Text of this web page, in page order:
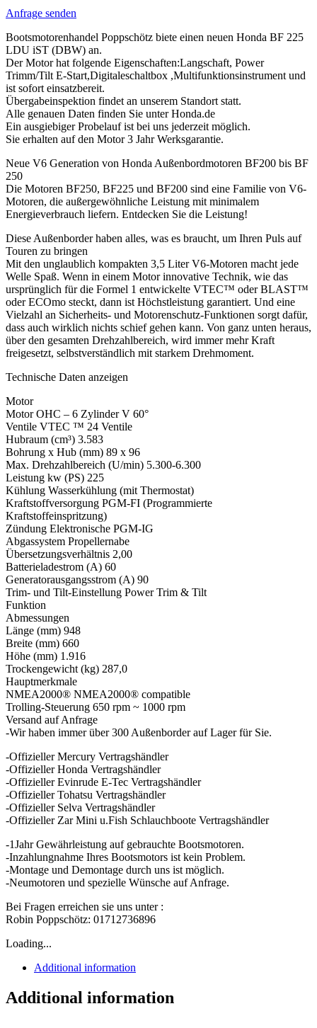
Anfrage senden
Bootsmotorenhandel Poppschötz biete einen neuen Honda BF 225
LDU iST (DBW) an.
Der Motor hat folgende Eigenschaften:Langschaft, Power
Trimm/Tilt E-Start,Digitaleschaltbox ,Multifunktionsinstrument und
ist sofort einsatzbereit.
Übergabeinspektion findet an unserem Standort statt.
Alle genauen Daten finden Sie unter Honda.de
Ein ausgiebiger Probelauf ist bei uns jederzeit möglich.
Sie erhalten auf den Motor 3 Jahr Werksgarantie.
Neue V6 Generation von Honda Außenbordmotoren BF200 bis BF
250
Die Motoren BF250, BF225 und BF200 sind eine Familie von V6-
Motoren, die außergewöhnliche Leistung mit minimalem
Energieverbrauch liefern. Entdecken Sie die Leistung!
Diese Außenborder haben alles, was es braucht, um Ihren Puls auf
Touren zu bringen
Mit den unglaublich kompakten 3,5 Liter V6-Motoren macht jede
Welle Spaß. Wenn in einem Motor innovative Technik, wie das
ursprünglich für die Formel 1 entwickelte VTEC™ oder BLAST™
oder ECOmo steckt, dann ist Höchstleistung garantiert. Und eine
Vielzahl an Sicherheits- und Motorenschutz-Funktionen sorgt dafür,
dass auch wirklich nichts schief gehen kann. Von ganz unten heraus,
über den gesamten Drehzahlbereich, wird immer mehr Kraft
freigesetzt, selbstverständlich mit starkem Drehmoment.
Technische Daten anzeigen
Motor
Motor OHC – 6 Zylinder V 60°
Ventile VTEC ™ 24 Ventile
Hubraum (cm³) 3.583
Bohrung x Hub (mm) 89 x 96
Max. Drehzahlbereich (U/min) 5.300-6.300
Leistung kw (PS) 225
Kühlung Wasserkühlung (mit Thermostat)
Kraftstoffversorgung PGM-FI (Programmierte
Kraftstoffeinspritzung)
Zündung Elektronische PGM-IG
Abgassystem Propellernabe
Übersetzungsverhältnis 2,00
Batterieladestrom (A) 60
Generatorausgangsstrom (A) 90
Trim- und Tilt-Einstellung Power Trim & Tilt
Funktion
Abmessungen
Länge (mm) 948
Breite (mm) 660
Höhe (mm) 1.916
Trockengewicht (kg) 287,0
Hauptmerkmale
NMEA2000® NMEA2000® compatible
Trolling-Steuerung 650 rpm ~ 1000 rpm
Versand auf Anfrage
-Wir haben immer über 300 Außenborder auf Lager für Sie.
-Offizieller Mercury Vertragshändler
-Offizieller Honda Vertragshändler
-Offizieller Evinrude E-Tec Vertragshändler
-Offizieller Tohatsu Vertragshändler
-Offizieller Selva Vertragshändler
-Offizieller Zar Mini u.Fish Schlauchboote Vertragshändler
-1Jahr Gewährleistung auf gebrauchte Bootsmotoren.
-Inzahlungnahme Ihres Bootsmotors ist kein Problem.
-Montage und Demontage durch uns ist möglich.
-Neumotoren und spezielle Wünsche auf Anfrage.
Bei Fragen erreichen sie uns unter :
Robin Poppschötz: 01712736896
Loading...
Additional information
Additional information